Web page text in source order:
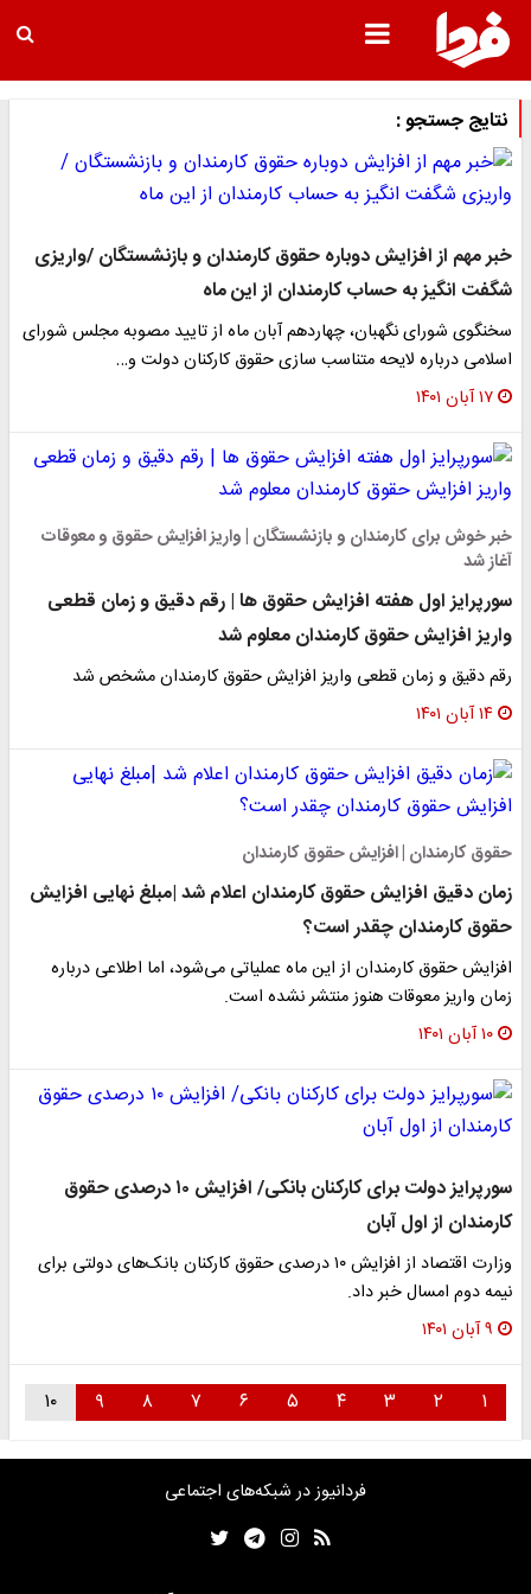
نتایج جستجو :
خبر مهم از افزایش دوباره حقوق کارمندان و بازنشستگان /واریزی
شگفت انگیز به حساب کارمندان از این ماه
سخنگوی شورای نگهبان، چهاردهم آبان ماه از تایید مصوبه مجلس شورای
اسلامی درباره لایحه متناسب سازی حقوق کارکنان دولت و…
۱۷ آبان ۱۴۰۱
خبر خوش برای کارمندان و بازنشستگان | واریز افزایش حقوق‌ و معوقات
آغاز شد
سورپرایز اول هفته افزایش حقوق ها | رقم دقیق و زمان قطعی
واریز افزایش حقوق کارمندان معلوم شد
رقم دقیق و زمان قطعی واریز افزایش حقوق کارمندان مشخص شد
۱۴ آبان ۱۴۰۱
حقوق کارمندان | افزایش حقوق کارمندان
زمان دقیق افزایش حقوق کارمندان اعلام شد |مبلغ نهایی افزایش
حقوق کارمندان چقدر است؟
افزایش حقوق کارمندان از این ماه عملیاتی می‌شود، اما اطلاعی درباره
زمان واریز معوقات هنوز منتشر نشده است.
۱۰ آبان ۱۴۰۱
سورپرایز دولت برای کارکنان بانکی/ افزایش ۱۰ درصدی حقوق
کارمندان از اول آبان
وزارت اقتصاد از افزایش ۱۰ درصدی حقوق کارکنان بانک‌های دولتی برای
نیمه دوم امسال خبر داد.
۹ آبان ۱۴۰۱
۱ ۲ ۳ ۴ ۵ ۶ ۷ ۸ ۹ ۱۰
فردانیوز در شبکه‌های اجتماعی